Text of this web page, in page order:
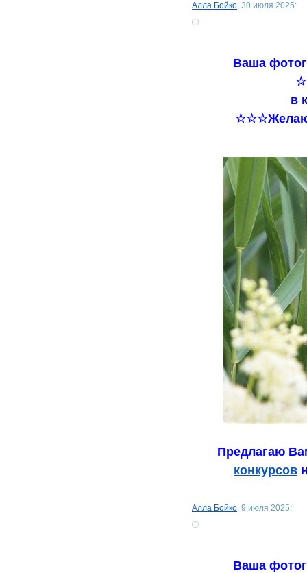
Алла Бойко, 30 июля 2025:
Ваша
в
☆☆☆Желаю
Предлагаю
конкурсов
Алла Бойко, 9 июля 2025:
Ваша